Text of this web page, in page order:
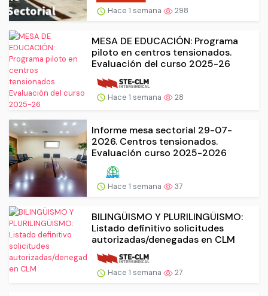
Hace 1 semana 298
MESA DE EDUCACIÓN: Programa
piloto en centros tensionados.
Evaluación del curso 2025-26
Hace 1 semana 28
Informe mesa sectorial 29-07-
2026. Centros tensionados.
Evaluación curso 2025-2026
Hace 1 semana 37
BILINGÜISMO Y PLURILINGÜISMO:
Listado definitivo solicitudes
autorizadas/denegadas en CLM
Hace 1 semana 27